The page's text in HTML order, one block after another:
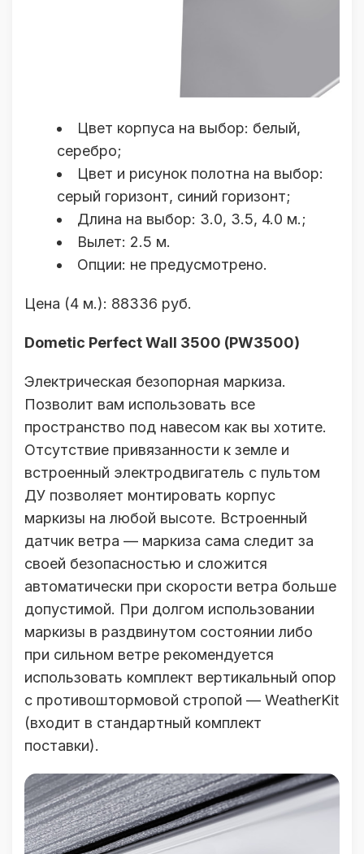
Цвет корпуса на выбор: белый,
серебро;
Цвет и рисунок полотна на выбор:
серый горизонт, синий горизонт;
Длина на выбор: 3.0, 3.5, 4.0 м.;
Вылет: 2.5 м.
Опции: не предусмотрено.
Цена (4 м.): 88336 руб.
Dometic Perfect Wall 3500 (PW3500)
Электрическая безопорная маркиза.
Позволит вам использовать все
пространство под навесом как вы хотите.
Отсутствие привязанности к земле и
встроенный электродвигатель с пультом
ДУ позволяет монтировать корпус
маркизы на любой высоте. Встроенный
датчик ветра — маркиза сама следит за
своей безопасностью и сложится
автоматически при скорости ветра больше
допустимой. При долгом использовании
маркизы в раздвинутом состоянии либо
при сильном ветре рекомендуется
использовать комплект вертикальный опор
с противоштормовой стропой — WeatherKit
(входит в стандартный комплект
поставки).